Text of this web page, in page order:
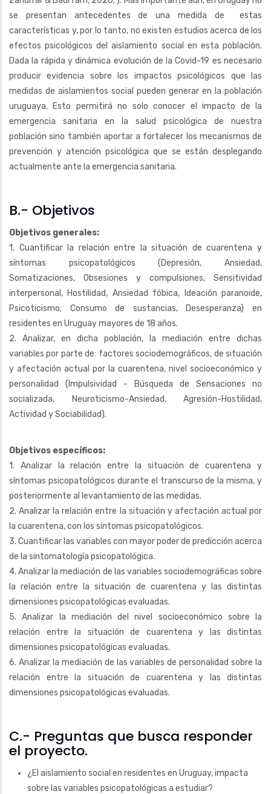
se presentan antecedentes de una medida de estas
características y, por lo tanto, no existen estudios acerca de los
efectos psicológicos del aislamiento social en esta población.
Dada la rápida y dinámica evolución de la Covid-19 es necesario
producir evidencia sobre los impactos psicológicos que las
medidas de aislamientos social pueden generar en la población
uruguaya. Esto permitirá no solo conocer el impacto de la
emergencia sanitaria en la salud psicológica de nuestra
población sino también aportar a fortalecer los mecanismos de
prevención y atención psicológica que se están desplegando
actualmente ante la emergencia sanitaria.
B.- Objetivos
Objetivos generales:
1. Cuantificar la relación entre la situación de cuarentena y
síntomas psicopatológicos (Depresión, Ansiedad,
Somatizaciones, Obsesiones y compulsiones, Sensitividad
interpersonal, Hostilidad, Ansiedad fóbica, Ideación paranoide,
Psicoticismo, Consumo de sustancias, Desesperanza) en
residentes en Uruguay mayores de 18 años.
2. Analizar, en dicha población, la mediación entre dichas
variables por parte de: factores sociodemográficos, de situación
y afectación actual por la cuarentena, nivel socioeconómico y
personalidad (Impulsividad - Búsqueda de Sensaciones no
socializada, Neuroticismo-Ansiedad, Agresión-Hostilidad,
Actividad y Sociabilidad).
Objetivos específicos:
1. Analizar la relación entre la situación de cuarentena y
síntomas psicopatológicos durante el transcurso de la misma, y
posteriormente al levantamiento de las medidas.
2. Analizar la relación entre la situación y afectación actual por
la cuarentena, con los síntomas psicopatológicos.
3. Cuantificar las variables con mayor poder de predicción acerca
de la sintomatología psicopatológica.
4. Analizar la mediación de las variables sociodemográficas sobre
la relación entre la situación de cuarentena y las distintas
dimensiones psicopatológicas evaluadas.
5. Analizar la mediación del nivel socioeconómico sobre la
relación entre la situación de cuarentena y las distintas
dimensiones psicopatológicas evaluadas.
6. Analizar la mediación de las variables de personalidad sobre la
relación entre la situación de cuarentena y las distintas
dimensiones psicopatológicas evaluadas.
C.- Preguntas que busca responder
el proyecto.
¿El aislamiento social en residentes en Uruguay, impacta
sobre las variables psicopatológicas a estudiar?